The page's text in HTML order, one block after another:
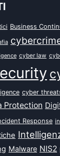
Business
cyber law
cyber
Protection
Response
Malware NIS2